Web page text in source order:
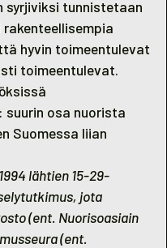
syrjiviksi tunnistetaan
hyvin toimeentulevat
toimeentulevat.
suurin osa nuorista
Suomessa liian
lähtien 15-29-
jota
(ent. Nuorisoasiain
(ent.